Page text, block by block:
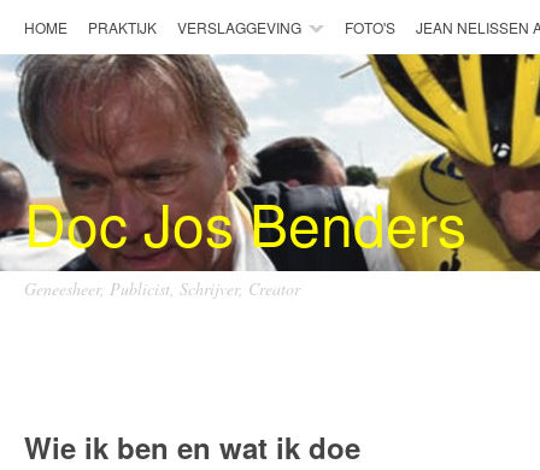
Doc Jos Benders
Geneesheer, Publicist, Schrijver, Creator
HOME PRAKTIJK VERSLAGGEVING FOTO'S JEAN NELISSEN
Wie ik ben en wat ik doe